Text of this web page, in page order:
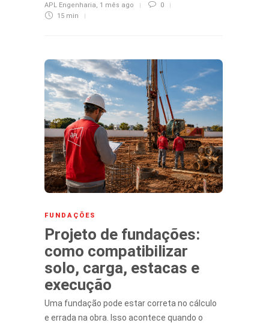
APL Engenharia, 1 mês ago
0
15 min
FUNDAÇÕES
Projeto de fundações:
como compatibilizar
solo, carga, estacas e
execução
Uma fundação pode estar correta no cálculo
e errada na obra. Isso acontece quando o